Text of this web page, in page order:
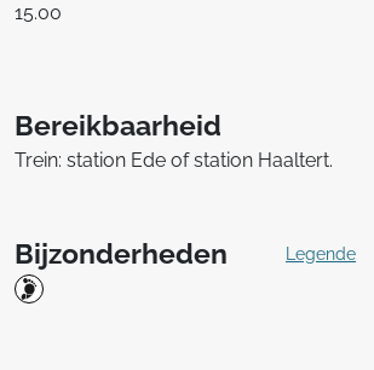
15.00
Bereikbaarheid
Trein: station Ede of station Haaltert.
Bijzonderheden Legende